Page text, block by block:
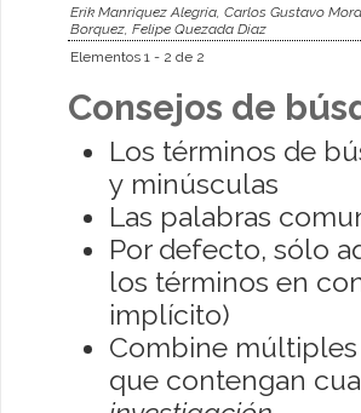
Erik Manríquez Alegría, Carlos Gustavo
Borquez, Felipe Quezada Diaz
Elementos 1 - 2 de 2
Consejos de
Los términos de
y minúsculas
Las palabras
Por defecto, sólo
los términos en
implícito)
Combine
que contengan